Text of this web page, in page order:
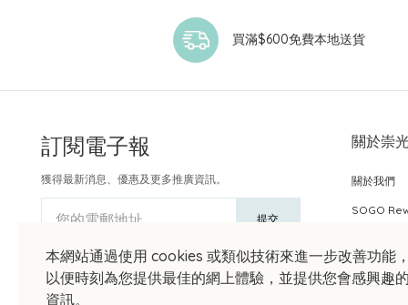
本網站通過使用 cookies 或類似技術來進一步改善功能
以便時刻為您提供最佳的網上體驗，並提供您會感興趣
資訊。
買滿$600免費本地送貨
訂閱電子報
獲得最新消息、優惠及更多推廣資訊。
您的電郵地址 提交
關於崇
關於我們
SOGO